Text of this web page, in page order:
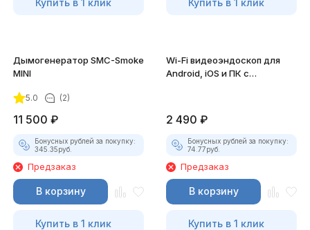
Купить в 1 клик Купить в 1 клик
Дымогенератор SMC-Smoke
MINI
5.0 (2)
11 500 ₽
Бонусных рублей за покупку:
345.35руб.
Предзаказ
В корзину
Купить в 1 клик
Wi-Fi видеоэндоскоп для
Android, iOS и ПК с
2 490 ₽
Бонусных рублей за покупку:
74.77руб.
Предзаказ
В корзину
Купить в 1 клик